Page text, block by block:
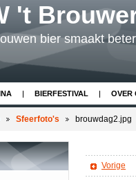
't
bier smaakt beter
BIERFESTIVAL OVER
Sfeerfoto's brouwdag2.jpg
Vorige